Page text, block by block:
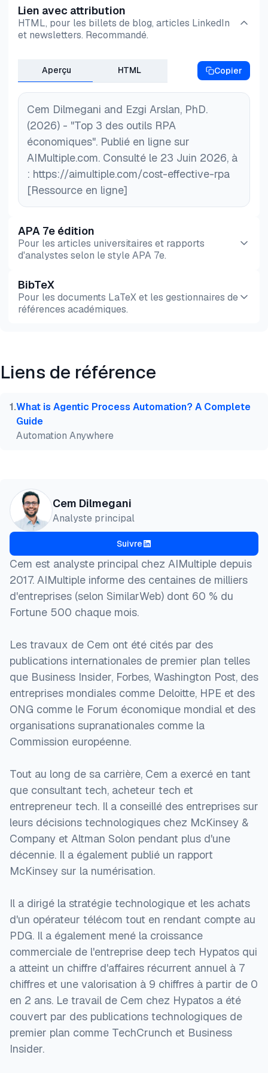
des outils de robotisation des processus open
source, mais avec un support back-end. Ces
, mais de plus petites entreprises
qui s'appuient sur des développements open
source et communautaires pour offrir une solution
RPA abordable et accessible.
Si les fournisseurs RPA :
– Proposent des packages de licence plus
économiques
– Permettent aux utilisateurs de payer pour ce
dont ils ont besoin
Ils seraient plus attrayants pour davantage
d'organisations.
Lien avec attribution
HTML, pour les billets de blog, articles LinkedIn
et newsletters. Recommandé.
Aperçu HTML Copier
Cem Dilmegani and Ezgi Arslan, PhD.
(2026) - "Top 3 des outils RPA
économiques". Publié en ligne sur
AIMultiple.com. Consulté le 23 Juin 2026, à
: https://aimultiple.com/cost-effective-rpa
[Ressource en ligne]
APA 7e édition
Pour les articles universitaires et rapports
d'analystes selon le style APA 7e.
Aperçu Copier
BibTeX
Pour les documents LaTeX et les gestionnaires de
références académiques.
@misc{dilmegani2026,
  title  = {{Top 3 des outils RPA économiques}},
  month  = jun,
howpublished    = {\url{https://aimultiple.com/
Liens de référence
1.What is Agentic Process Automation? A Complete
Guide
Automation Anywhere
Cem Dilmegani
Analyste principal
Suivre
Cem est analyste principal chez AIMultiple depuis
2017. AIMultiple informe des centaines de milliers
d'entreprises (selon SimilarWeb) dont 60 % du
Fortune 500 chaque mois.
Les travaux de Cem ont été cités par des
publications internationales de premier plan telles
que Business Insider, Forbes, Washington Post, des
entreprises mondiales comme Deloitte, HPE et des
ONG comme le Forum économique mondial et des
organisations supranationales comme la
Commission européenne.
Tout au long de sa carrière, Cem a exercé en tant
que consultant tech, acheteur tech et
entrepreneur tech. Il a conseillé des entreprises sur
leurs décisions technologiques chez McKinsey &
Company et Altman Solon pendant plus d'une
décennie. Il a également publié un rapport
McKinsey sur la numérisation.
Il a dirigé la stratégie technologique et les achats
d'un opérateur télécom tout en rendant compte au
PDG. Il a également mené la croissance
commerciale de l'entreprise deep tech Hypatos qui
a atteint un chiffre d'affaires récurrent annuel à 7
chiffres et une valorisation à 9 chiffres à partir de 0
en 2 ans. Le travail de Cem chez Hypatos a été
couvert par des publications technologiques de
premier plan comme TechCrunch et Business
Insider.